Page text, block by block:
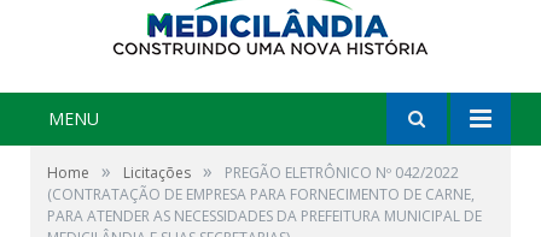
MENU
Home » Licitações »
PREGÃO ELETRÔNICO Nº 042/2022
(CONTRATAÇÃO DE EMPRESA PARA FORNECIMENTO DE CARNE,
PARA ATENDER AS NECESSIDADES DA PREFEITURA MUNICIPAL DE